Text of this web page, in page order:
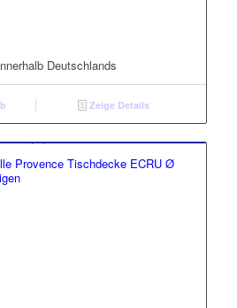
Deutschlands
Zeige Details
Provence Tischdecke ECRU Ø